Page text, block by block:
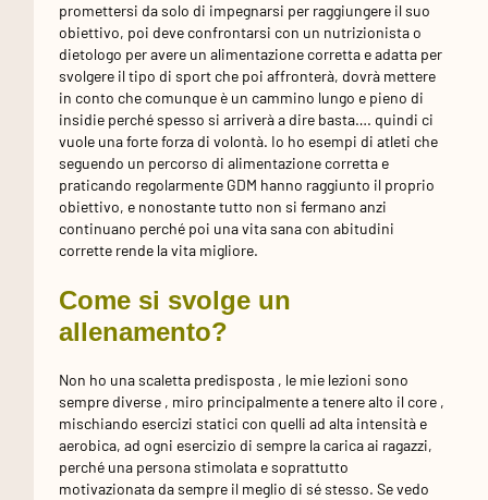
promettersi da solo di impegnarsi per raggiungere il suo
obiettivo, poi deve confrontarsi con un nutrizionista o
dietologo per avere un alimentazione corretta e adatta per
svolgere il tipo di sport che poi affronterà, dovrà mettere
in conto che comunque è un cammino lungo e pieno di
insidie perché spesso si arriverà a dire basta…. quindi ci
vuole una forte forza di volontà. Io ho esempi di atleti che
seguendo un percorso di alimentazione corretta e
praticando regolarmente GDM hanno raggiunto il proprio
obiettivo, e nonostante tutto non si fermano anzi
continuano perché poi una vita sana con abitudini
corrette rende la vita migliore.
Come si svolge un
allenamento?
Non ho una scaletta predisposta , le mie lezioni sono
sempre diverse , miro principalmente a tenere alto il core ,
mischiando esercizi statici con quelli ad alta intensità e
aerobica, ad ogni esercizio di sempre la carica ai ragazzi,
perché una persona stimolata e soprattutto
motivazionata da sempre il meglio di sé stesso. Se vedo